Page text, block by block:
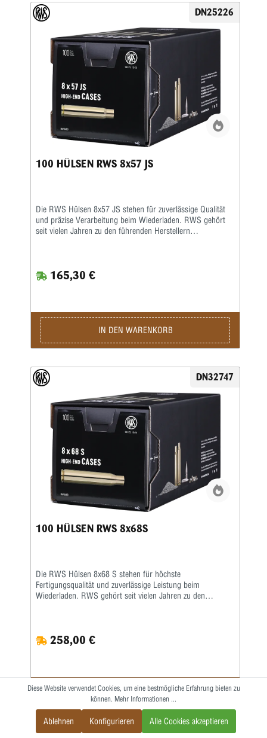
Wiederverwendung beim Wiederladen. Dank der sauberen
Verarbeitung lassen sich die RWS Hülsen 7x65 R
besonders komfortabel kalibrieren, laden und
weiterverarbeiten. Dadurch sind sie ideal für anspruchsvolle
Wiederlader geeignet, die Wert auf gleichbleibende Qualität
und präzise Ergebnisse legen. Mit 100 RWS Hülsen 7x65 R
entscheiden Sie sich für hochwertige
Wiederladekomponenten, die eine zuverlässige Basis für
präzise Munition im beliebten Jagdkaliber 7x65 R bieten.
DN25226
100 HÜLSEN RWS 8x57 JS
Die RWS Hülsen 8x57 JS stehen für zuverlässige Qualität
und präzise Verarbeitung beim Wiederladen. RWS gehört
seit vielen Jahren zu den führenden Herstellern
Sportschützen schätzen die gleichmäßige Materialstruktur
und die exakte Maßhaltigkeit dieser robusten
und gleichmäßige Laborierungen. Die exakt abgestimmte
Hülsengeometrie sorgt für eine sichere Zündung und
konstante Gasdrücke, wodurch eine gleichbleibende
Schussleistung erzielt werden kann. Gleichzeitig
Lebensdauer und ermöglicht eine mehrfache
Wiederverwendung beim Wiederladen. Dank der
sorgfältigen Verarbeitung lassen sich die RWS Hülsen 8x57
JS besonders komfortabel kalibrieren, laden und
weiterverarbeiten. Dadurch eignen sich diese Hülsen ideal
für anspruchsvolle Wiederlader, die Wert auf konstante
Qualität und präzise Ergebnisse legen. Mit 100 RWS Hülsen
8x57 JS entscheiden Sie sich für hochwertige
Wiederladekomponenten, die eine zuverlässige Basis für
präzise Munition im bewährten Kaliber 8x57 JS bieten.
165,30 €
IN DEN WARENKORB
DN32747
100 HÜLSEN RWS 8x68S
Die RWS Hülsen 8x68 S stehen für höchste
Fertigungsqualität und zuverlässige Leistung beim
Wiederladen. RWS gehört seit vielen Jahren zu den
Besonders Wiederlader, Jäger und Sportschützen schätzen
die exakte Maßhaltigkeit und die gleichmäßige
die RWS Hülsen 8x68 S eine ideale Grundlage für präzise
und leistungsstarke Laborierungen. Die exakt abgestimmte
Hülsengeometrie sorgt für eine sichere Zündung und
konstante Gasdrücke, wodurch eine gleichbleibende
Schussleistung erzielt werden kann. Gleichzeitig ermöglicht
das stabile Material eine lange Lebensdauer und eine
258,00 €
IN DEN WARENKORB
Diese Website verwendet Cookies, um eine bestmögliche Erfahrung bieten zu
können. Mehr Informationen ...
Ablehnen Konfigurieren Alle Cookies akzeptieren